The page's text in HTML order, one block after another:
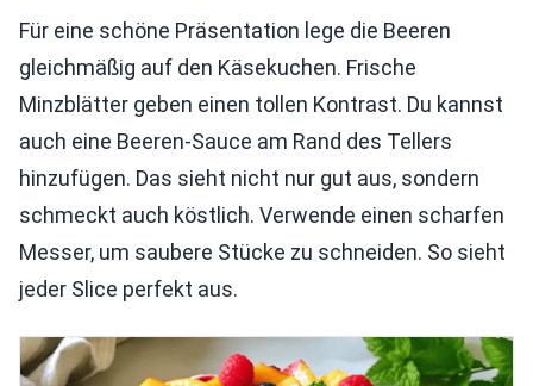
Für eine schöne Präsentation lege die Beeren
gleichmäßig auf den Käsekuchen. Frische
Minzblätter geben einen tollen Kontrast. Du kannst
auch eine Beeren-Sauce am Rand des Tellers
hinzufügen. Das sieht nicht nur gut aus, sondern
schmeckt auch köstlich. Verwende einen scharfen
Messer, um saubere Stücke zu schneiden. So sieht
jeder Slice perfekt aus.